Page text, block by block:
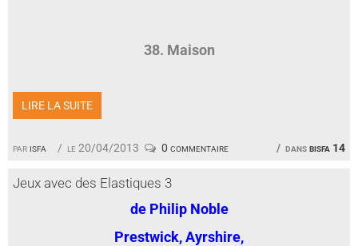
par isfa le 20/04/2013 dansbisfa 14
0 commentaire
38. Maison
LIRE LA SUITE
Jeux avec des Elastiques 3
de Philip Noble
Prestwick, Ayrshire,